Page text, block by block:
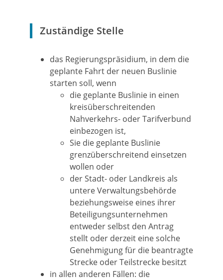
Zuständige Stelle
das Regierungspräsidium, in dem die
geplante Fahrt der neuen Buslinie
starten soll, wenn
die geplante Buslinie in einen
kreisüberschreitenden
Nahverkehrs- oder Tarifverbund
einbezogen ist,
Sie die geplante Buslinie
grenzüberschreitend einsetzen
wollen oder
der Stadt- oder Landkreis als
untere Verwaltungsbehörde
beziehungsweise eines ihrer
Beteiligungsunternehmen
entweder selbst den Antrag
stellt oder derzeit eine solche
Genehmigung für die beantragte
Strecke oder Teilstrecke besitzt
in allen anderen Fällen: die